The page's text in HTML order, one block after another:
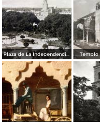
Plaza de La Independencia Mérida, Yucatán. Templo